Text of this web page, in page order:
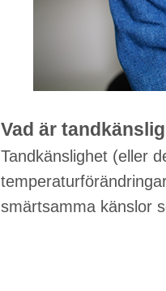
Vad är
Tandkänslighet (eller
smärtsamma känslor